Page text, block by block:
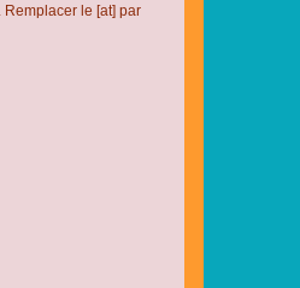
. Remplacer le [at] par